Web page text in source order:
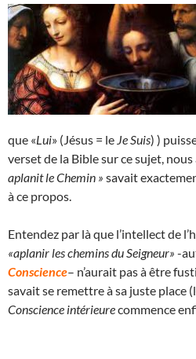
que «Lui» (Jésus = le Je Suis) )
verset de la Bible sur ce sujet,
aplanit le Chemin » savait
à ce propos.
Entendez par là que l’intellect de
«aplanir les chemins du Seigneur» -
Conscience– n’aurait pas à être
savait se remettre à sa juste place
Conscience intérieurecommence